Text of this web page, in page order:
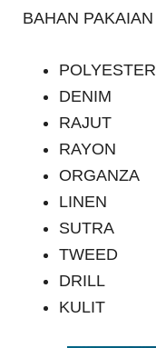
BAHAN PAKAIAN
POLYESTER
DENIM
RAJUT
RAYON
ORGANZA
LINEN
SUTRA
TWEED
DRILL
KULIT